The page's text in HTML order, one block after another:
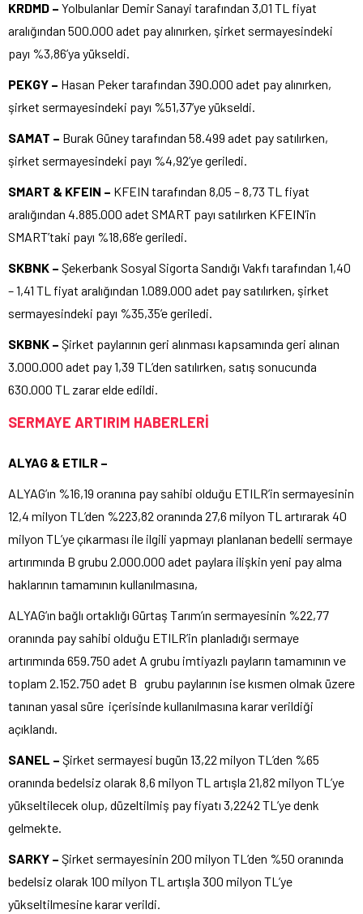
KRDMD – Yolbulanlar Demir Sanayi tarafından 3,01 TL fiyat
aralığından 500.000 adet pay alınırken, şirket sermayesindeki
payı %3,86’ya yükseldi.
PEKGY – Hasan Peker tarafından 390.000 adet pay alınırken,
şirket sermayesindeki payı %51,37’ye yükseldi.
SAMAT – Burak Güney tarafından 58.499 adet pay satılırken,
şirket sermayesindeki payı %4,92’ye geriledi.
SMART & KFEIN – KFEIN tarafından 8,05 – 8,73 TL fiyat
aralığından 4.885.000 adet SMART payı satılırken KFEIN’in
SMART’taki payı %18,68’e geriledi.
SKBNK – Şekerbank Sosyal Sigorta Sandığı Vakfı tarafından 1,40
– 1,41 TL fiyat aralığından 1.089.000 adet pay satılırken, şirket
sermayesindeki payı %35,35’e geriledi.
SKBNK – Şirket paylarının geri alınması kapsamında geri alınan
3.000.000 adet pay 1,39 TL’den satılırken, satış sonucunda
630.000 TL zarar elde edildi.
SERMAYE ARTIRIM HABERLERİ
ALYAG & ETILR –
ALYAG’ın %16,19 oranına pay sahibi olduğu ETILR’in sermayesinin
12,4 milyon TL’den %223,82 oranında 27,6 milyon TL artırarak 40
milyon TL’ye çıkarması ile ilgili yapmayı planlanan bedelli sermaye
artırımında B grubu 2.000.000 adet paylara ilişkin yeni pay alma
haklarının tamamının kullanılmasına,
ALYAG’ın bağlı ortaklığı Gürtaş Tarım’ın sermayesinin %22,77
oranında pay sahibi olduğu ETILR’in planladığı sermaye
artırımında 659.750 adet A grubu imtiyazlı payların tamamının ve
toplam 2.152.750 adet B grubu paylarının ise kısmen olmak üzere
tanınan yasal süre içerisinde kullanılmasına karar verildiği
açıklandı.
SANEL – Şirket sermayesi bugün 13,22 milyon TL’den %65
oranında bedelsiz olarak 8,6 milyon TL artışla 21,82 milyon TL’ye
yükseltilecek olup, düzeltilmiş pay fiyatı 3,2242 TL’ye denk
gelmekte.
SARKY – Şirket sermayesinin 200 milyon TL’den %50 oranında
bedelsiz olarak 100 milyon TL artışla 300 milyon TL’ye
yükseltilmesine karar verildi.